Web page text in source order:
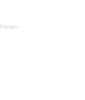
Français